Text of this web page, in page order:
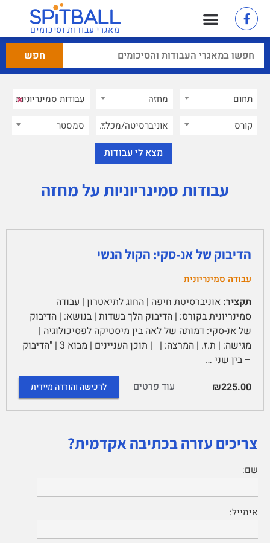
מאגרי עבודות וסיכומים
תחום מחזה ×
קורס אוניברסיטה/מכללה סמסטר
עבודות סמינריוניות על מחזה
הדיבוק של אנ-סקי: הקול הנשי
עבודה סמינריונית
תקציר: אוניברסיטת חיפה | החוג לתיאטרון | עבודה
סמינריונית בקורס: | הדיבוק הלך בשדות | בנושא: | הדיבוק
של אנ-סקי: דמותה של לאה בין מיסטיקה לפסיכולוגיה |
מגישה: | ת.ז. | המרצה: | | תוכן העניינים | מבוא 3 | "הדיבוק
– בין שני …
₪225.00
עוד פרטים לרכישה והורדה מיידית
צריכים עזרה בכתיבה אקדמית?
שם:
אימייל: